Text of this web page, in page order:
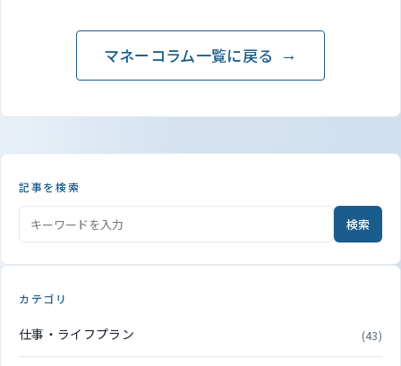
マネーコラム一覧に戻る
記事を検索
検索
カテゴリ
仕事・ライフプラン (43)